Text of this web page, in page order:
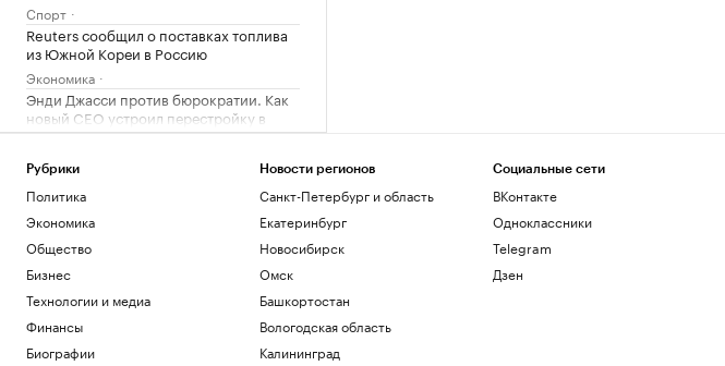
Спорт
Reuters сообщил о поставках топлива
из Южной Кореи в Россию
Экономика
Энди Джасси против бюрократии. Как
новый CEO устроил перестройку в
Amazon
Образование
Трамп заявил, что может стать
последним президентом-
республиканцем в США
Политика
Рубрики
Политика
Экономика
Общество
Бизнес
Технологии и медиа
Финансы
Биографии
Новости регионов
Санкт-Петербург и область
Екатеринбург
Новосибирск
Омск
Башкортостан
Вологодская область
Калининград
Социальные сети
ВКонтакте
Одноклассники
Telegram
Дзен